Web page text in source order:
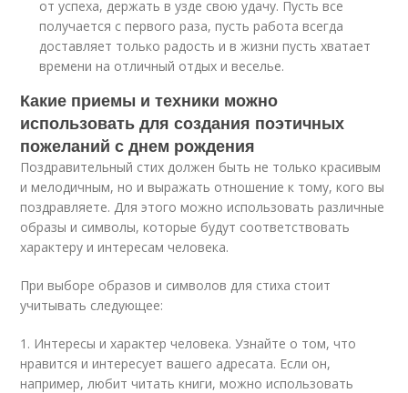
от успеха, держать в узде свою удачу. Пусть все
получается с первого раза, пусть работа всегда
доставляет только радость и в жизни пусть хватает
времени на отличный отдых и веселье.
Какие приемы и техники можно
использовать для создания поэтичных
пожеланий с днем рождения
Поздравительный стих должен быть не только красивым
и мелодичным, но и выражать отношение к тому, кого вы
поздравляете. Для этого можно использовать различные
образы и символы, которые будут соответствовать
характеру и интересам человека.
При выборе образов и символов для стиха стоит
учитывать следующее:
1. Интересы и характер человека. Узнайте о том, что
нравится и интересует вашего адресата. Если он,
например, любит читать книги, можно использовать